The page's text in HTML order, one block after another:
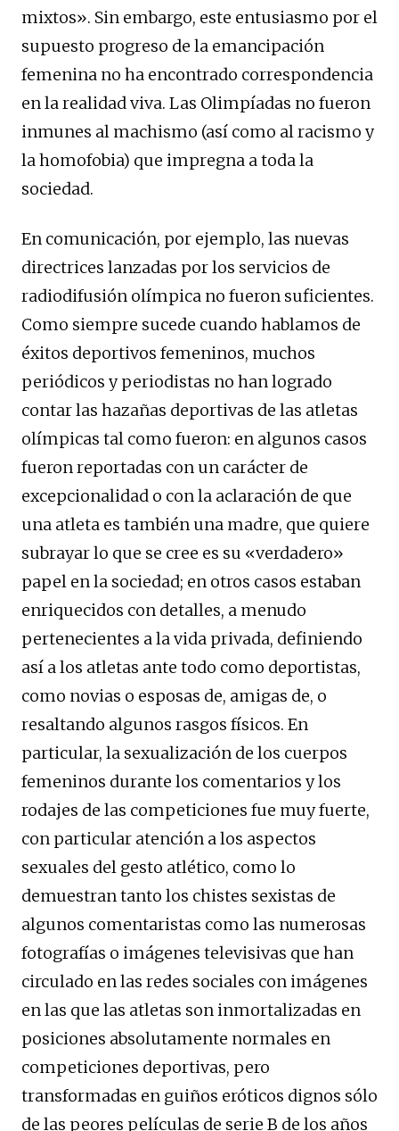
mixtos». Sin embargo, este entusiasmo por el
supuesto progreso de la emancipación
femenina no ha encontrado correspondencia
en la realidad viva. Las Olimpíadas no fueron
inmunes al machismo (así como al racismo y
la homofobia) que impregna a toda la
sociedad.
En comunicación, por ejemplo, las nuevas
directrices lanzadas por los servicios de
radiodifusión olímpica no fueron suficientes.
Como siempre sucede cuando hablamos de
éxitos deportivos femeninos, muchos
periódicos y periodistas no han logrado
contar las hazañas deportivas de las atletas
olímpicas tal como fueron: en algunos casos
fueron reportadas con un carácter de
excepcionalidad o con la aclaración de que
una atleta es también una madre, que quiere
subrayar lo que se cree es su «verdadero»
papel en la sociedad; en otros casos estaban
enriquecidos con detalles, a menudo
pertenecientes a la vida privada, definiendo
así a los atletas ante todo como deportistas,
como novias o esposas de, amigas de, o
resaltando algunos rasgos físicos. En
particular, la sexualización de los cuerpos
femeninos durante los comentarios y los
rodajes de las competiciones fue muy fuerte,
con particular atención a los aspectos
sexuales del gesto atlético, como lo
demuestran tanto los chistes sexistas de
algunos comentaristas como las numerosas
fotografías o imágenes televisivas que han
circulado en las redes sociales con imágenes
en las que las atletas son inmortalizadas en
posiciones absolutamente normales en
competiciones deportivas, pero
transformadas en guiños eróticos dignos sólo
de las peores películas de serie B de los años